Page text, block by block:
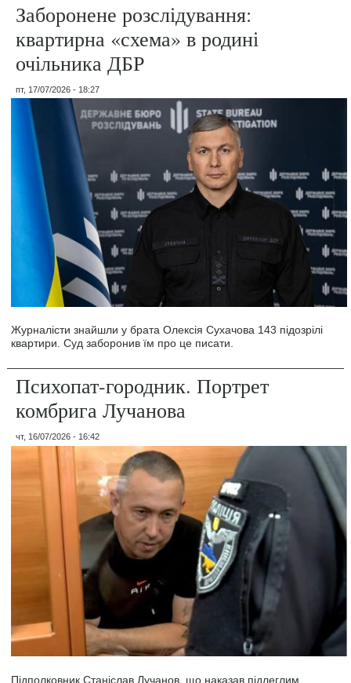
Заборонене розслідування:
квартирна «схема» в родині
очільника ДБР
пт, 17/07/2026 - 18:27
Журналісти знайшли у брата Олексія Сухачова 143 підозрілі
квартири. Суд заборонив їм про це писати.
Психопат-городник. Портрет
комбрига Лучанова
чт, 16/07/2026 - 16:42
Підполковник Станіслав Лучанов, що наказав підлеглим